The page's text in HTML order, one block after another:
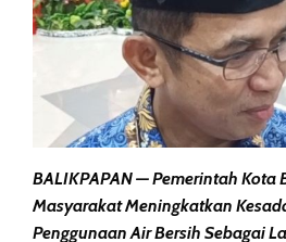
BALIKPAPAN — Pemerintah
Masyarakat Meningkatkan
Penggunaan Air Bersih Sebagai